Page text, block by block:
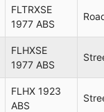
2023
FLTRXSE
1977 ABS
2023
1977 ABS
2024
FLTRXSE
1977 ABS
FLTRXSE
1977 ABS
FLHXSE
1977 ABS
FLHX 1923
ABS